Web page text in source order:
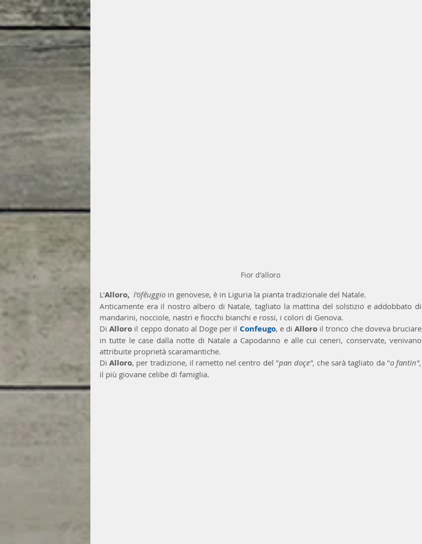
Fior d'alloro
L'Alloro, l'öfêuggio in genovese, è in Liguria la pianta tradizionale del Natale.
Anticamente era il nostro albero di Natale, tagliato la mattina del solstizio e addobbato di
mandarini, nocciole, nastri e fiocchi bianchi e rossi, i colori di Genova.
Di Alloro il ceppo donato al Doge per il Confeugo, e di Alloro il tronco che doveva bruciare
in tutte le case dalla notte di Natale a Capodanno e alle cui ceneri, conservate, venivano
attribuite proprietà scaramantiche.
Di Alloro, per tradizione, il rametto nel centro del "pan doçe", che sarà tagliato da "
il più giovane celibe di famiglia.